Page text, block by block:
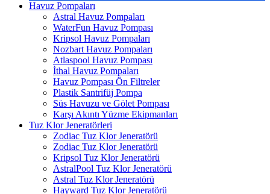
Havuz Pompaları
Astral Havuz Pompaları
WaterFun Havuz Pompası
Kripsol Havuz Pompaları
Nozbart Havuz Pompaları
Atlaspool Havuz Pompası
İthal Havuz Pompaları
Havuz Pompası Ön Filtreler
Plastik Santrifüj Pompa
Süs Havuzu ve Gölet Pompası
Karşı Akıntı Yüzme Ekipmanları
Tuz Klor Jeneratörleri
Zodiac Tuz Klor Jeneratörü
Zodiac Tuz Klor Jeneratörü
Kripsol Tuz Klor Jeneratörü
AstralPool Tuz Klor Jeneratörü
Astral Tuz Klor Jeneratörü
Hayward Tuz Klor Jeneratörü